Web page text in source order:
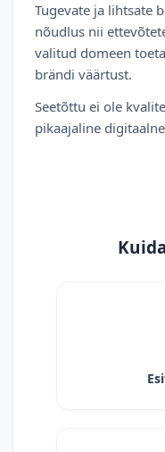
Tugevate ja lihtsate
nõudlus nii
valitud domeen
brändi väärtust.
Seetõttu ei ole
pikaajaline